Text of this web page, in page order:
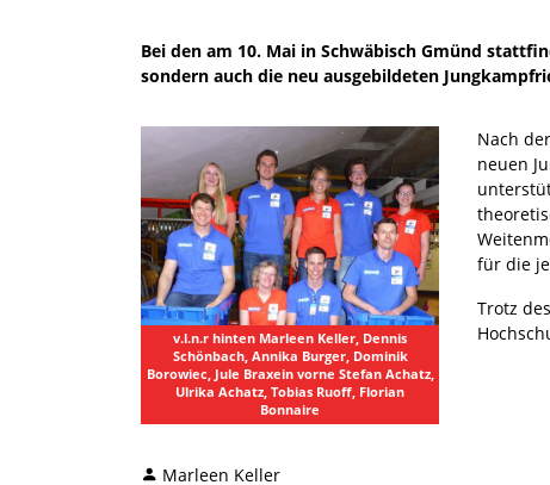
Bei den am 10. Mai in Schwäbisch Gmünd
sondern auch die neu ausgebildeten
v.l.n.r hinten Marleen Keller, Dennis
Schönbach, Annika Burger, Dominik
Borowiec, Jule Braxein vorne Stefan Achatz,
Ulrika Achatz, Tobias Ruoff, Florian
Bonnaire
Nach
neuen
für die
Trotz
Marleen Keller